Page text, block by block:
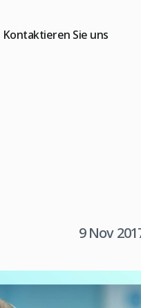
Kontaktieren Sie uns
9 Nov